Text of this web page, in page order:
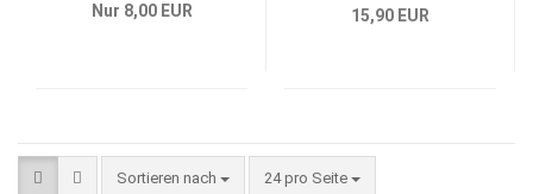
Nur 8,00 EUR 15,90 EUR
Sortieren nach
Sortieren nach 24 pro Seite
pro Seite